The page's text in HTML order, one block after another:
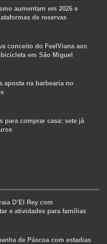
aumentam em 2026 e
de reservas
conceito do FeelViana aos
em São Miguel
aposta na barbearia no
para comprar casa: sete já
D’El Rey com
e atividades para famílias
de Páscoa com estadias